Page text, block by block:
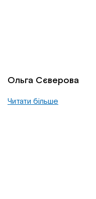
Ольга Сєверова
Читати більше